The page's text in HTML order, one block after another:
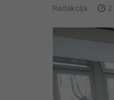
Redakcija 2